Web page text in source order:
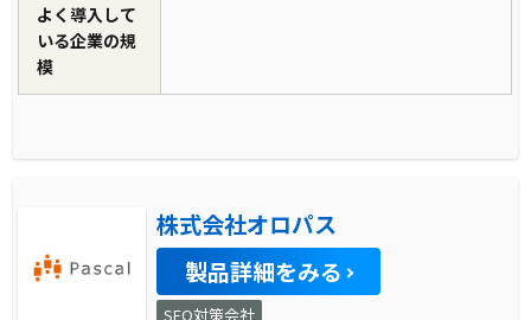
よく導入して
いる企業の規
模
株式会社オロパス
製品詳細をみる
SEO対策会社